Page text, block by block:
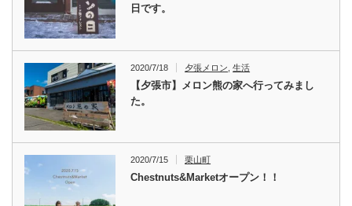
日です。
2020/7/18 夕張メロン ,生活
【夕張市】メロン熊の家へ行ってみまし
た。
2020/7/15 栗山町
Chestnuts&Marketオープン！！